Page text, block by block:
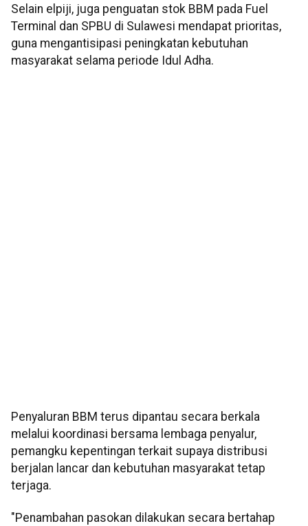
Selain elpiji, juga penguatan stok BBM pada Fuel
Terminal dan SPBU di Sulawesi mendapat prioritas,
guna mengantisipasi peningkatan kebutuhan
masyarakat selama periode Idul Adha.
Penyaluran BBM terus dipantau secara berkala
melalui koordinasi bersama lembaga penyalur,
pemangku kepentingan terkait supaya distribusi
berjalan lancar dan kebutuhan masyarakat tetap
terjaga.
"Penambahan pasokan dilakukan secara bertahap